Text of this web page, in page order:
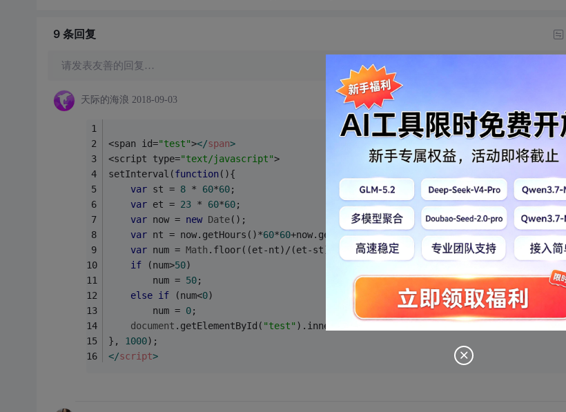
9 条回复
请发表友善的回复…
天际的海浪 2018-09-03
<span id="test"></span>
<script type="text/javascript">
setInterval(function( ){
var st = 8 * 60*60;
var et = 23 * 60*60;
var now = new Date();
var nt = now.getHours()*60*60+now.getMinutes()*60+now.getSeconds();
var num = Math .floor((et-nt)/(et-st) * 50);
if (num>50)
		num =
50;
else if (num<0)
		num =
0;
document .getElementById( "test" ).innerHTML = (num<
}, 1000);
</script>